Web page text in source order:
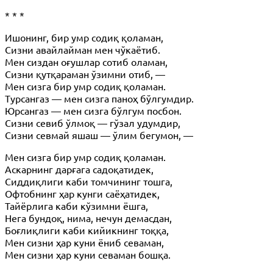
* * *
Ишонинг, бир умр содиқ қоламан,
Сизни авайлайман мен чўкаётиб.
Мен сиздан оғушлар сотиб оламан,
Сизни қутқараман ўзимни отиб, —
Мен сизга бир умр содиқ қоламан.
Турсангаз — мен сизга паноҳ бўлгумдир.
Юрсангаз — мен сизга бўлгум посбон.
Сизни севиб ўлмоқ — гўзал удумдир,
Сизни севмай яшаш — ўлим бегумон, —
Мен сизга бир умр содиқ қоламан.
Аскарнинг дарғага садоқатидек,
Сиддиқлиги каби томчининг тошга,
Офтобнинг ҳар кунги саёҳатидек,
Тайёрлига каби кўзимни ёшга,
Нега бундоқ, нима, нечун демасдан,
Боғлиқлиги каби кийикнинг тоққа,
Мен сизни ҳар куни ёниб севаман,
Мен сизни ҳар куни севаман бошқа.